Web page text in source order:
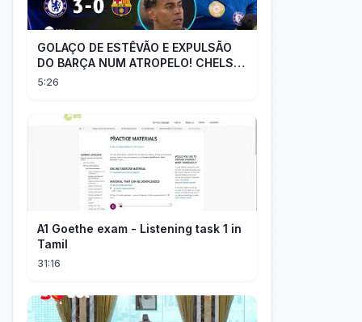
GOLAÇO DE ESTÊVÃO E EXPULSÃO
DO BARÇA NUM ATROPELO! CHELSEA
3X0 BARCELONA - MELHORES
5:26
A1 Goethe exam - Listening task 1 in
Tamil
31:16